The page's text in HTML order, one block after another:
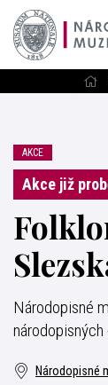
AKCE
Akce již
Národopisné
Národopisné